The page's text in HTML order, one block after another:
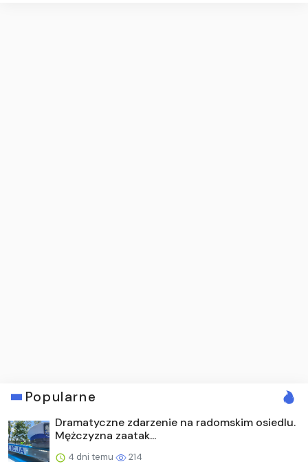
Popularne
Dramatyczne zdarzenie na radomskim osiedlu.
Mężczyzna zaatak...
4 dni temu 214